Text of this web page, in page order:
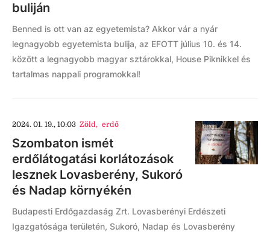
buliján
Benned is ott van az egyetemista? Akkor vár a nyár
legnagyobb egyetemista bulija, az EFOTT július 10. és 14.
között a legnagyobb magyar sztárokkal, House Piknikkel és
tartalmas nappali programokkal!
2024. 01. 19., 10:03 Zöld, erdő
Szombaton ismét
erdőlátogatási korlátozások
lesznek Lovasberény, Sukoró
és Nadap környékén
Budapesti Erdőgazdaság Zrt. Lovasberényi Erdészeti
Igazgatósága területén, Sukoró, Nadap és Lovasberény